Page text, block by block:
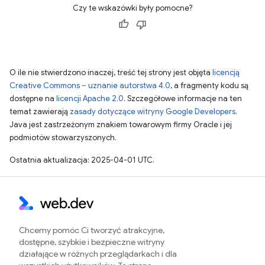
Czy te wskazówki były pomocne?
O ile nie stwierdzono inaczej, treść tej strony jest objęta licencją
Creative Commons – uznanie autorstwa 4.0, a fragmenty kodu są
dostępne na licencji Apache 2.0. Szczegółowe informacje na ten
temat zawierają zasady dotyczące witryny Google Developers.
Java jest zastrzeżonym znakiem towarowym firmy Oracle i jej
podmiotów stowarzyszonych.
Ostatnia aktualizacja: 2025-04-01 UTC.
Chcemy pomóc Ci tworzyć atrakcyjne,
dostępne, szybkie i bezpieczne witryny
działające w różnych przeglądarkach i dla